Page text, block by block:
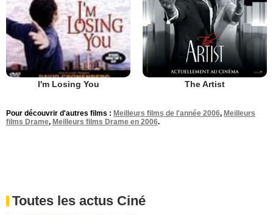
I'm Losing You The Artist
Pour découvrir d'autres films : Meilleurs films de l'année 2006, Meilleurs
films Drame, Meilleurs films Drame en 2006.
Toutes les actus Ciné